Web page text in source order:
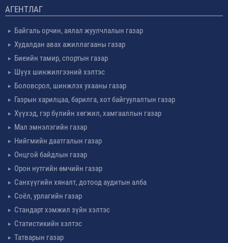
АГЕНТЛАГ
Байгаль орчин, аялал жуулчлалын газар
Худалдан авах ажиллагааны газар
Биеийн тамир, спортын газар
Шүүх шинжилгээний хэлтэс
Боловсрол, шинжлэх ухааны газар
Газрын харилцаа, барилга, хот байгуулалтын газар
Хүүхэд, гэр бүлийн хөгжил, хамгааллын газар
Мал эмнэлэгийн газар
Нийгмийн даатгалын газар
Онцгой байдлын газар
Орон нутгийн өмчийн газар
Санхүүгийн хяналт, дотоод аудитын алба
Соёл, урлагийн газар
Стандарт хэмжил зүйн хэлтэс
Статистикийн хэлтэс
Татварын газар